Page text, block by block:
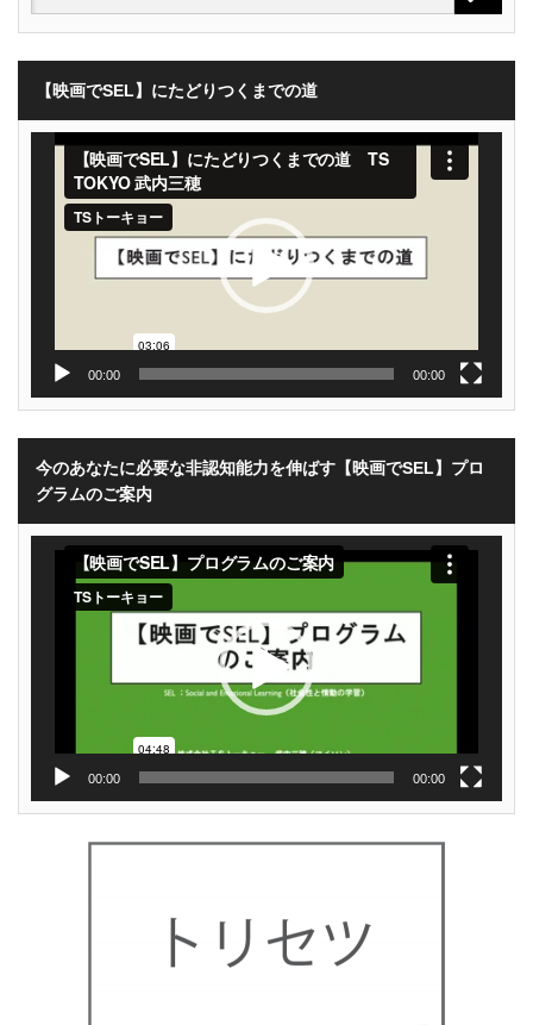
【映画でSEL】にたどりつくまでの道
00:00 00:00
今のあなたに必要な非認知能力を伸ばす【映画でSEL】プロ
グラムのご案内
00:00 00:00